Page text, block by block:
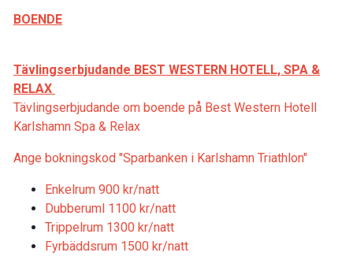
BOENDE
Tävlingserbjudande BEST WESTERN HOTELL, SPA &
RELAX
Tävlingserbjudande om boende på Best Western Hotell
Karlshamn Spa & Relax
Ange bokningskod "Sparbanken i Karlshamn Triathlon"
Enkelrum 900 kr/natt
Dubberuml 1100 kr/natt
Trippelrum 1300 kr/natt
Fyrbäddsrum 1500 kr/natt